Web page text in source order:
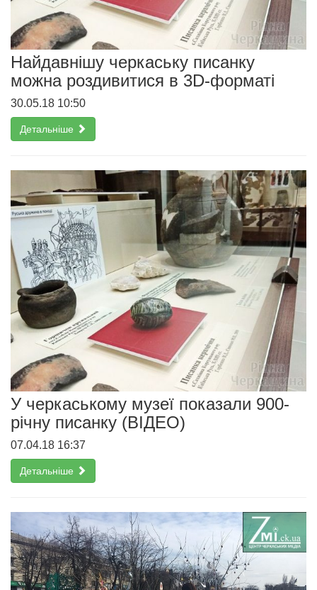
Найдавнішу черкаську писанку
можна роздивитися в 3D-форматі
30.05.18 10:50
Детальніше
У черкаському музеї показали 900-
річну писанку (ВІДЕО)
07.04.18 16:37
Детальніше